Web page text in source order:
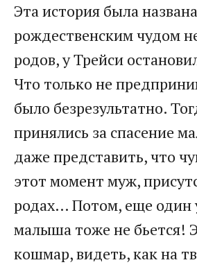
Эта история была
рождественским чудом
родов, у Трейси
Что только не
было безрезультатно.
принялись за спасение
даже представить, что
этот момент муж,
родах… Потом, еще один
малыша тоже не бьется!
кошмар, видеть, как на